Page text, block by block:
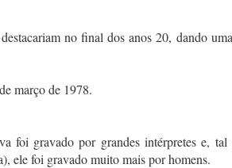
no final dos anos 20, dando
março de 1978.
foi gravado por grandes intérpretes e, tal
ele foi gravado muito mais por homens.
seu brilho, ao contrário, Carmen